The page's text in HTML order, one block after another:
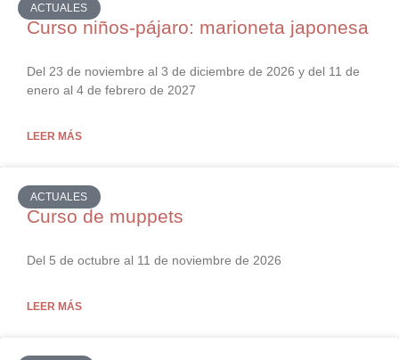
ACTUALES
Curso niños-pájaro: marioneta japonesa
Del 23 de noviembre al 3 de diciembre de 2026 y del 11 de
enero al 4 de febrero de 2027
LEER MÁS
ACTUALES
Curso de muppets
Del 5 de octubre al 11 de noviembre de 2026
LEER MÁS